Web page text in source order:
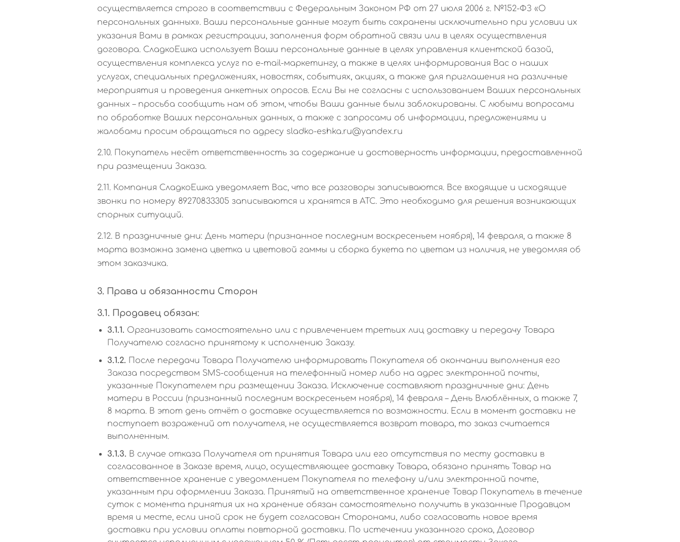
осуществляется строго в соответствии с Федеральным Законом РФ от 27 июля 2006 г. №152-ФЗ «О
персональных данных». Ваши персональные данные могут быть сохранены исключительно при условии их
указания Вами в рамках регистрации, заполнения форм обратной связи или в целях осуществления
договора. СладкоЕшка использует Ваши персональные данные в целях управления клиентской базой,
осуществления комплекса услуг по e-mail-маркетингу, а также в целях информирования Вас о наших
услугах, специальных предложениях, новостях, событиях, акциях, а также для приглашения на различные
мероприятия и проведения анкетных опросов. Если Вы не согласны с использованием Ваших персональных
данных – просьба сообщить нам об этом, чтобы Ваши данные были заблокированы. С любыми вопросами
по обработке Ваших персональных данных, а также с запросами об информации, предложениями и
жалобами просим обращаться по адресу sladko-eshka.ru@yandex.ru
2.10. Покупатель несёт ответственность за содержание и достоверность информации, предоставленной
при размещении Заказа.
2.11. Компания СладкоЕшка уведомляет Вас, что все разговоры записываются. Все входящие и исходящие
звонки по номеру 89270833305 записываются и хранятся в АТС. Это необходимо для решения возникающих
спорных ситуаций.
2.12. В праздничные дни: День матери (признанное последним воскресеньем ноября), 14 февраля, а также 8
марта возможна замена цветка и цветовой гаммы и сборка букета по цветам из наличия, не уведомляя об
этом заказчика.
3. Права и обязанности Сторон
3.1. Продавец обязан:
3.1.1. Организовать самостоятельно или с привлечением третьих лиц доставку и передачу Товара
Получателю согласно принятому к исполнению Заказу.
3.1.2. После передачи Товара Получателю информировать Покупателя об окончании выполнения его
Заказа посредством SMS-сообщения на телефонный номер либо на адрес электронной почты,
указанные Покупателем при размещении Заказа. Исключение составляют праздничные дни: День
матери в России (признанный последним воскресеньем ноября), 14 февраля – День Влюблённых, а также 7,
8 марта. В этот день отчёт о доставке осуществляется по возможности. Если в момент доставки не
поступает возражений от получателя, не осуществляется возврат товара, то заказ считается
выполненным.
3.1.3. В случае отказа Получателя от принятия Товара или его отсутствия по месту доставки в
согласованное в Заказе время, лицо, осуществляющее доставку Товара, обязано принять Товар на
ответственное хранение с уведомлением Покупателя по телефону и/или электронной почте,
указанным при оформлении Заказа. Принятый на ответственное хранение Товар Покупатель в течение
суток с момента принятия их на хранение обязан самостоятельно получить в указанные Продавцом
время и месте, если иной срок не будет согласован Сторонами, либо согласовать новое время
доставки при условии оплаты повторной доставки. По истечении указанного срока, Договор